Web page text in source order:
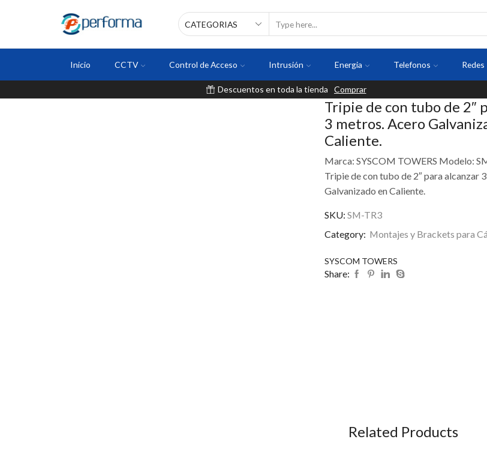
Inicio CCTV Control de Acceso Intrusión Energia Telefonos Redes
Descuentos en toda la tienda Comprar
Tripie de con tubo de 2″
3 metros. Acero
Caliente.
Marca: SYSCOM TOWERS Modelo:
Tripie de con tubo de 2″ para alcanzar
Galvanizado en Caliente.
SKU: SM-TR3
Category: Montajes y Brackets para
SYSCOM TOWERS
Share:
Related Products